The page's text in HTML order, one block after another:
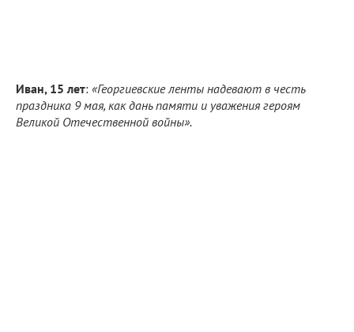
Иван, 15 лет: «Георгиевские ленты надевают в честь
праздника 9 мая, как дань памяти и уважения героям
Великой Отечественной войны».